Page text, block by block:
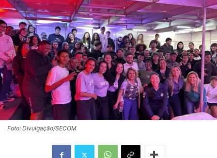
Foto: Divulgação/SECOM